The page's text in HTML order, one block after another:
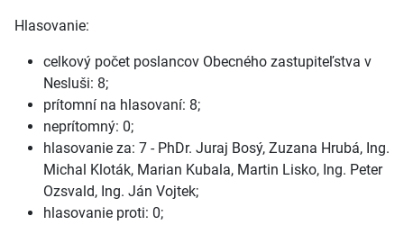
Hlasovanie:
celkový počet poslancov Obecného zastupiteľstva v
Nesluši: 8;
prítomní na hlasovaní: 8;
neprítomný: 0;
hlasovanie za: 7 - PhDr. Juraj Bosý, Zuzana Hrubá, Ing.
Michal Kloták, Marian Kubala, Martin Lisko, Ing. Peter
Ozsvald, Ing. Ján Vojtek;
hlasovanie proti: 0;